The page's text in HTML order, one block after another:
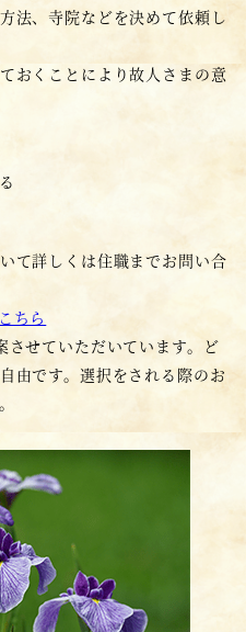
法、寺院などを決めて依頼し
おくことにより故人さまの意
て詳しくは住職までお問い合
こちら
させていただいています。ど
由です。選択をされる際のお